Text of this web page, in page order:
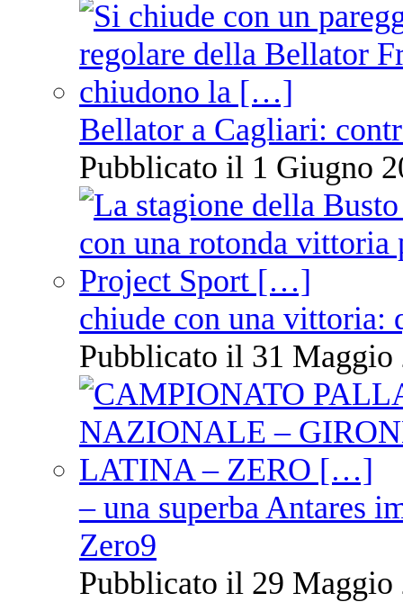
Bellator a Cagliari:
Pubblicato il 1 Giugno
chiude con una vittoria:
Pubblicato il 31 Maggio
– una superba Antares
Zero9
Pubblicato il 29 Maggio